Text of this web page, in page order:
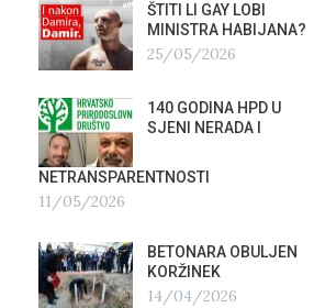
ŠTITI LI GAY LOBI
MINISTRA HABIJANA?
25/05/2026
140 GODINA HPD U
SJENI NERADA I
NETRANSPARENTNOSTI
11/05/2026
BETONARA OBULJEN
KORŽINEK
14/04/2026